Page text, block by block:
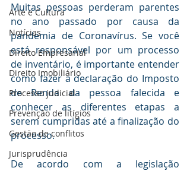
Arte e Cultura
Notícias
Direito Empresarial
Direito Imobiliário
Processo judicial
Prevenção de litígios
Gestāo de conflitos
Jurisprudência
Muitas pessoas perderam parentes
no ano passado por causa da
pandemia de Coronavírus. Se você
está responsável por um processo
de inventário, é importante entender
como fazer a declaração do Imposto
de Renda da pessoa falecida e
conhecer as diferentes etapas a
serem cumpridas até a finalização do
processo.
De acordo com a legislação